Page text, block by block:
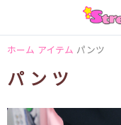
ホーム アイテム パンツ
パンツ